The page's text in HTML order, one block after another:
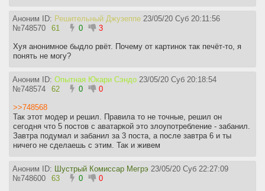
Аноним ID: Решительный Джузеппе 23/05/20 Суб 20:11:56
№748570 61 0 3
Хуя анонимное быдло рвёт. Почему от картинок так печёт-то, я
понять не могу?
Аноним ID: Опытная Юкари Сэндо 23/05/20 Суб 20:18:54
№748574 62 0 0
>>748568
Так этот модер и решил. Правила то не точные, решил он
сегодня что 5 постов с аватаркой это злоупотребление - забанил.
Завтра подумал и забанил за 3 поста, а после завтра 6 и ты
ничего не сделаешь с этим. Так и живем
Аноним ID: Шустрый Комиссар Мегрэ 23/05/20 Суб 22:27:09
№748600 63 0 0